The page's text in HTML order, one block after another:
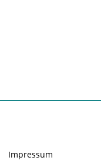
Impressum